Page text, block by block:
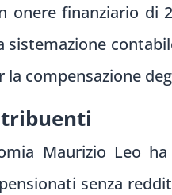
onere finanziario di
sistemazione
la compensazione
Maurizio Leo
senza